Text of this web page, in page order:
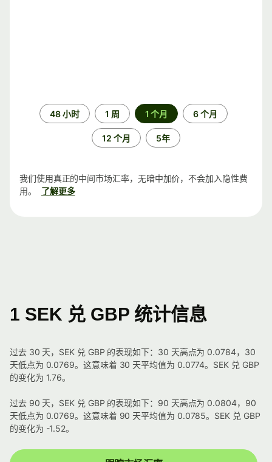
48 小时 1 周 1 个月 6 个月
12 个月 5年
我们使用真正的中间市场汇率，无暗中加价，不会加入隐性费
用。
了解更多
1 SEK 兑 GBP 统计信息
过去 30 天，SEK 兑 GBP 的表现如下：30 天高点为 0.0784，30
天低点为 0.0769。这意味着 30 天平均值为 0.0774。SEK 兑 GBP
的变化为 1.76。
过去 90 天，SEK 兑 GBP 的表现如下：90 天高点为 0.0804，90
天低点为 0.0769。这意味着 90 天平均值为 0.0785。SEK 兑 GBP
的变化为 -1.52。